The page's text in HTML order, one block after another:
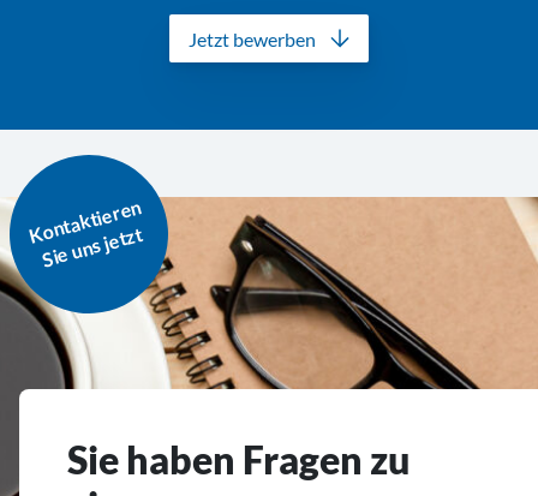
Jetzt bewerben
Sie haben Fragen zu
K
o
nt
a
kti
er
e
n
Si
e
u
ns j
et
zt